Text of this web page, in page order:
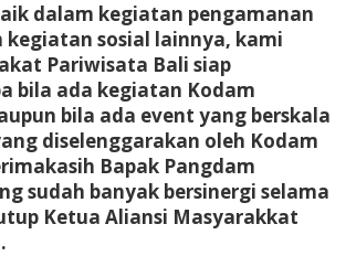
dalam kegiatan pengamanan
kegiatan sosial lainnya, kami
Pariwisata Bali siap
bila ada kegiatan Kodam
bila ada event yang berskala
diselenggarakan oleh Kodam
Bapak Pangdam
sudah banyak bersinergi selama
Ketua Aliansi Masyarakkat